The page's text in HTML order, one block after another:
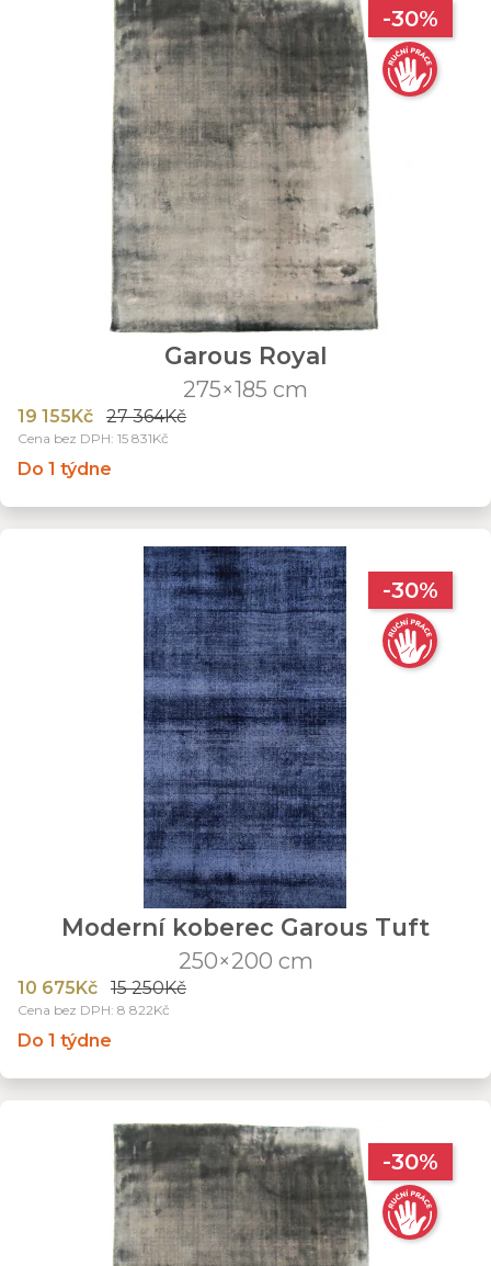
-30%
Garous Royal
275×185 cm
19 155Kč 27 364Kč
Cena bez DPH: 15 831Kč
Do 1 týdne
-30%
Moderní koberec Garous Tuft
250×200 cm
10 675Kč 15 250Kč
Cena bez DPH: 8 822Kč
Do 1 týdne
-30%